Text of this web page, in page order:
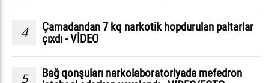
4
Çamadandan 7 kq narkotik hopdurulan paltarlar
çıxdı - VİDEO
5
Bağ qonşuları narkolaboratoriyada mefedron